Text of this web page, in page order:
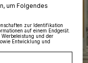
um Folgendes
zur Identifikation
auf einem Endgerät.
Werbeleistung und der
Entwicklung und